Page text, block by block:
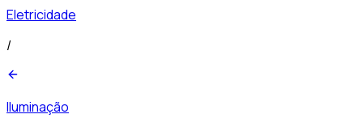
Eletricidade
/
Iluminação